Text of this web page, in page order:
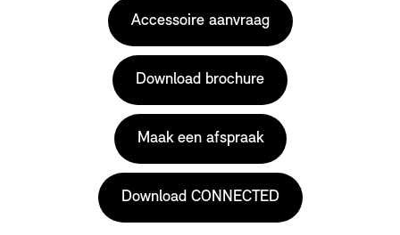
Accessoire aanvraag
Download brochure
Maak een afspraak
Download CONNECTED